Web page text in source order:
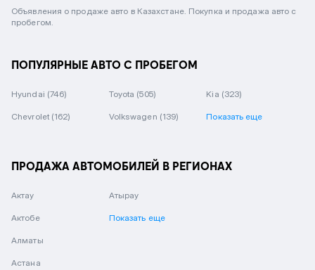
Объявления о продаже авто в Казахстане. Покупка и продажа авто с
пробегом.
ПОПУЛЯРНЫЕ АВТО С ПРОБЕГОМ
Hyundai (746) Toyota (505) Kia (323)
Chevrolet (162) Volkswagen (139) Показать еще
ПРОДАЖА АВТОМОБИЛЕЙ В РЕГИОНАХ
Актау
Актобе
Алматы
Астана
Атырау
Показать еще